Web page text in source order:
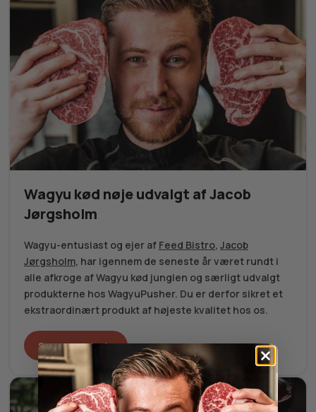
Wagyu kød nøje udvalgt af Jacob
Jørgsholm
Wagyu-entusiast og ejer af Feed Bistro, Jacob
Jørgsholm, har igennem de seneste år været rundt i
alle afkroge af Wagyu kød junglen og særligt udvalgt
produkterne hos WagyuPusher. Du er derfor sikret et
ekstraordinært produkt af højeste kvalitet hos os.
Se vores udvalg